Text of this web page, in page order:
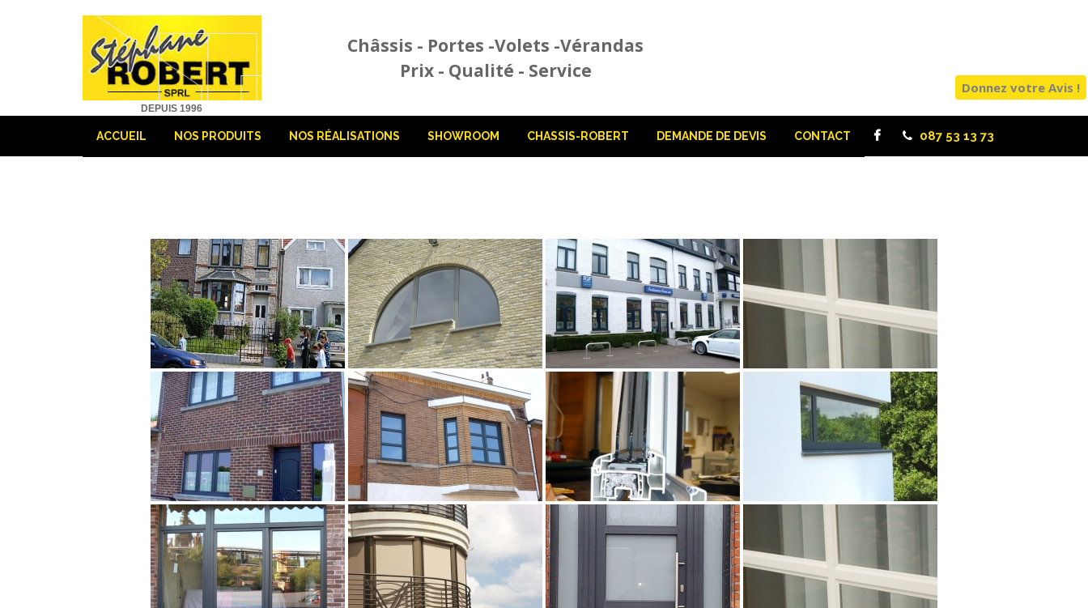
DEPUIS 1996
Châssis - Portes -Volets -Vérandas
Prix - Qualité - Service
Donnez votre Avis !
ACCUEIL NOS PRODUITS NOS RÉALISATIONS SHOWROOM CHASSIS-ROBERT DEMANDE DE DEVIS CONTACT 087 53 13 73